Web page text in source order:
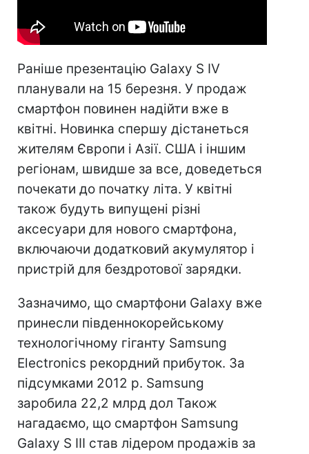
Раніше презентацію Galaxy S IV
планували на 15 березня. У продаж
смартфон повинен надійти вже в
квітні. Новинка спершу дістанеться
жителям Європи і Азії. США і іншим
регіонам, швидше за все, доведеться
почекати до початку літа. У квітні
також будуть випущені різні
аксесуари для нового смартфона,
включаючи додатковий акумулятор і
пристрій для бездротової зарядки.
Зазначимо, що смартфони Galaxy вже
принесли південнокорейському
технологічному гіганту Samsung
Electronics рекордний прибуток. За
підсумками 2012 р. Samsung
заробила 22,2 млрд дол Також
нагадаємо, що смартфон Samsung
Galaxy S III став лідером продажів за